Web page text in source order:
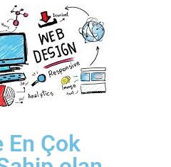
En Çok